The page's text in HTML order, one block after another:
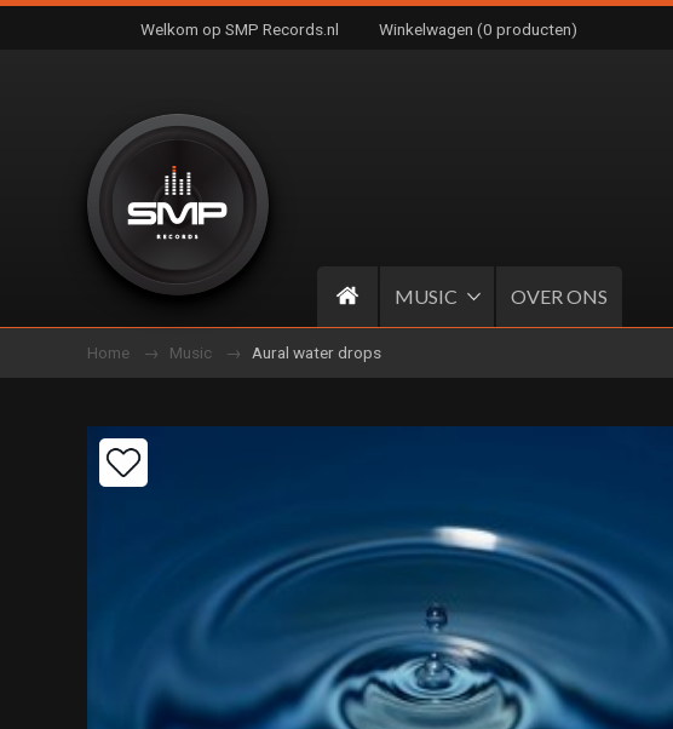
Welkom op SMP Records.nl Winkelwagen (0 producten)
MUSIC OVER ONS
Home Music Aural water drops